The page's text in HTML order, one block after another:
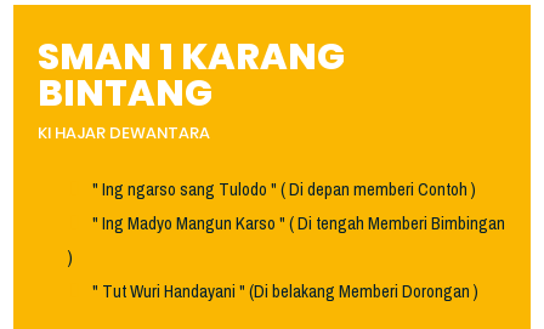
SMAN 1 KARANG
BINTANG
KI HAJAR DEWANTARA
" Ing ngarso sang Tulodo " ( Di depan memberi Contoh )
" Ing Madyo Mangun Karso " ( Di tengah Memberi Bimbingan
)
" Tut Wuri Handayani " (Di belakang Memberi Dorongan )